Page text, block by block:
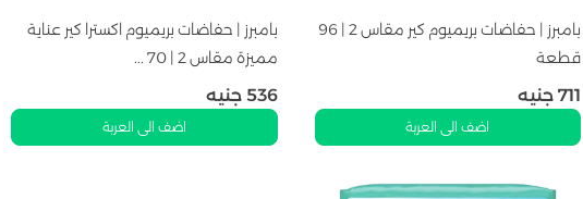
بامبرز | حفاضات بريميوم كير مقاس 2 | 96
قطعة
711 جنيه
اضف الى العربة
بامبرز | حفاضات بريميوم اكسترا كير عناية
مميزة مقاس 2 | 70 ...
536 جنيه
اضف الى العربة